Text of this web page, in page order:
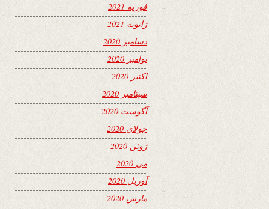
فوریه 2021
ژانویه 2021
دسامبر 2020
نوامبر 2020
اکتبر 2020
سپتامبر 2020
آگوست 2020
جولای 2020
ژوئن 2020
می 2020
آوریل 2020
مارس 2020